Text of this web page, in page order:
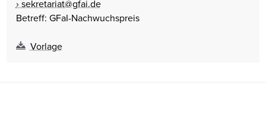
sekretariat@gfai.de
Betreff: GFaI-Nachwuchspreis
Vorlage